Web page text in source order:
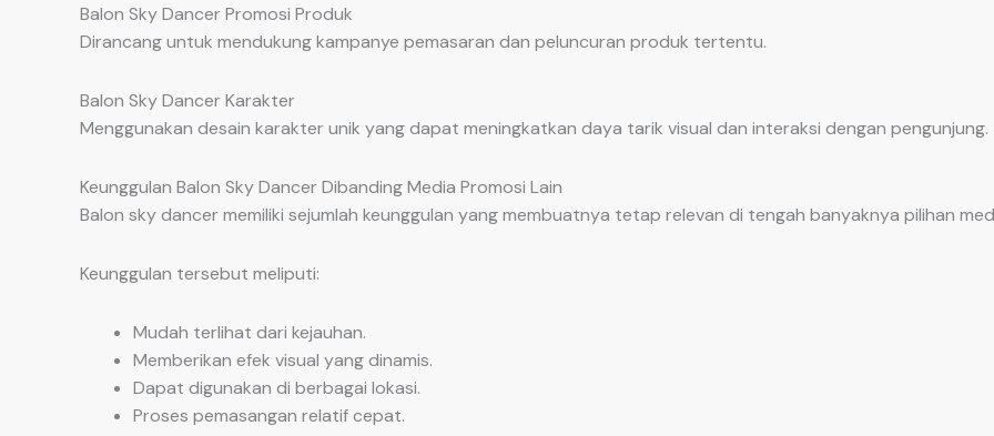
Balon Sky Dancer Promosi Produk
Dirancang untuk mendukung kampanye pemasaran dan peluncuran produk tertentu.
Balon Sky Dancer Karakter
Menggunakan desain karakter unik yang dapat meningkatkan daya tarik visual dan interaksi dengan pengunjung.
Keunggulan Balon Sky Dancer Dibanding Media Promosi Lain
Balon sky dancer memiliki sejumlah keunggulan yang membuatnya tetap relevan di tengah banyaknya pilihan
Keunggulan tersebut meliputi:
Mudah terlihat dari kejauhan.
Memberikan efek visual yang dinamis.
Dapat digunakan di berbagai lokasi.
Proses pemasangan relatif cepat.